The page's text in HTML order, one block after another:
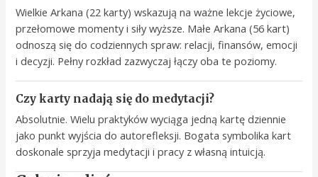
Wielkie Arkana (22 karty) wskazują na ważne lekcje życiowe,
przełomowe momenty i siły wyższe. Małe Arkana (56 kart)
odnoszą się do codziennych spraw: relacji, finansów, emocji
i decyzji. Pełny rozkład zazwyczaj łączy oba te poziomy.
Czy karty nadają się do medytacji?
Absolutnie. Wielu praktyków wyciąga jedną kartę dziennie
jako punkt wyjścia do autorefleksji. Bogata symbolika kart
doskonale sprzyja medytacji i pracy z własną intuicją.